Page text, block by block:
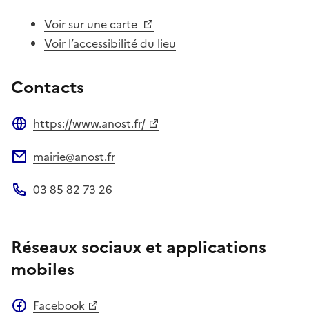
Voir sur une carte
Voir l’accessibilité du lieu
Contacts
https://www.anost.fr/
mairie@anost.fr
03 85 82 73 26
Réseaux sociaux et applications
mobiles
Facebook